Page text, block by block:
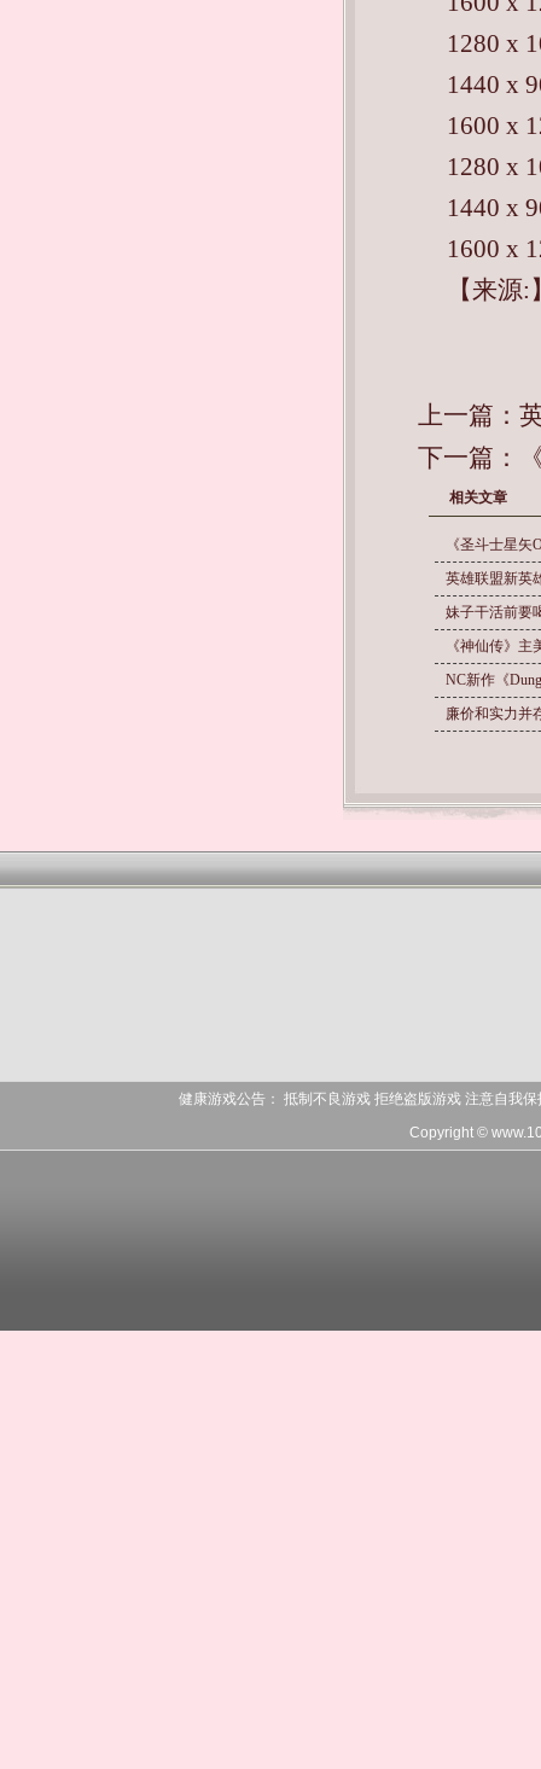
1280 x
1440 x
1600 x
1280 x
1440 x
1600 x
【来源:
上一篇：
下一篇：
相关文章
《圣斗士星矢
英雄联盟新英
妹子干活前要
《神仙传》
NC新作《
廉价和实力并
健康游戏公告： 抵制不良游戏 拒绝盗版游戏 注意自我
Copyright ©